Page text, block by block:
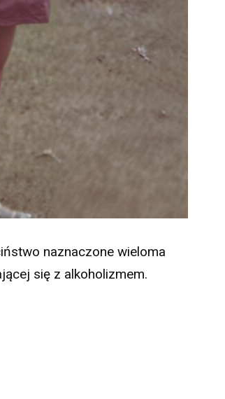
naznaczone wieloma
się z alkoholizmem.